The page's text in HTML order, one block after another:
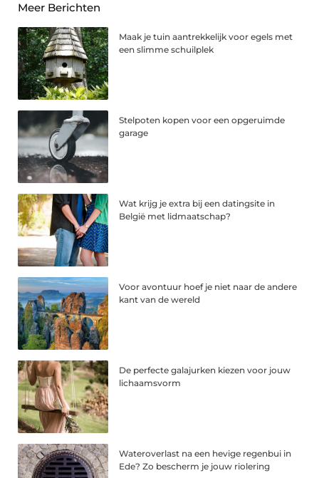
Meer Berichten
Maak je tuin aantrekkelijk voor egels met
een slimme schuilplek
Stelpoten kopen voor een opgeruimde
garage
Wat krijg je extra bij een datingsite in
België met lidmaatschap?
Voor avontuur hoef je niet naar de andere
kant van de wereld
De perfecte galajurken kiezen voor jouw
lichaamsvorm
Wateroverlast na een hevige regenbui in
Ede? Zo bescherm je jouw riolering